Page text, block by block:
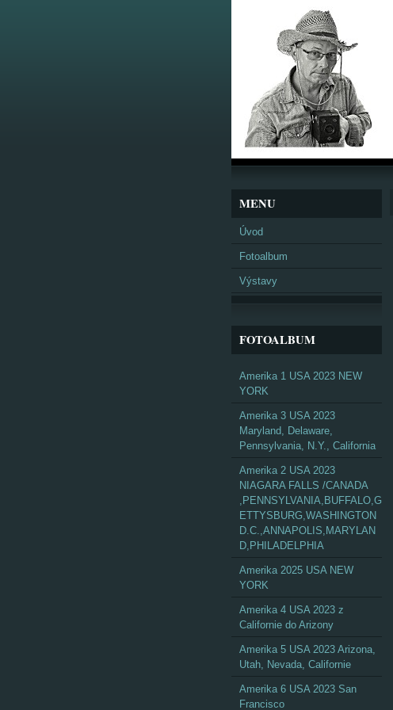
MENU
Úvod
Fotoalbum
Výstavy
FOTOALBUM
Amerika 1 USA 2023 NEW
YORK
Amerika 3 USA 2023
Maryland, Delaware,
Pennsylvania, N.Y., California
Amerika 2 USA 2023
NIAGARA FALLS /CANADA
,PENNSYLVANIA,BUFFALO,G
ETTYSBURG,WASHINGTON
D.C.,ANNAPOLIS,MARYLAN
D,PHILADELPHIA
Amerika 2025 USA NEW
YORK
Amerika 4 USA 2023 z
Californie do Arizony
Amerika 5 USA 2023 Arizona,
Utah, Nevada, Californie
Amerika 6 USA 2023 San
Francisco